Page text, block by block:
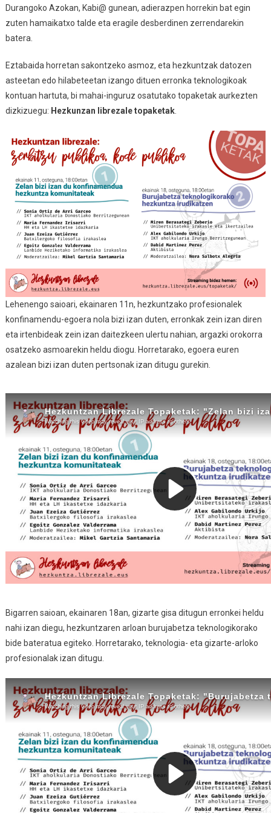
Durangoko Azokan, Kabi@ gunean, adierazpen horrekin bat egin
zuten hamaikatxo talde eta eragile desberdinen zerrendarekin
batera.
Eztabaida horretan sakontzeko asmoz, eta hezkuntzak datozen
asteetan edo hilabeteetan izango dituen erronka teknologikoak
kontuan hartuta, bi mahai-inguruz osatutako topaketak aurkezten
dizkizuegu: Hezkunzan librezale topaketak.
Lehenengo saioari, ekainaren 11n, hezkuntzako profesionalek
konfinamendu-egoera nola bizi izan duten, erronkak zein izan diren
eta irtenbideak zein izan daitezkeen ulertu nahian, argazki orokorra
osatzeko asmoarekin heldu diogu. Horretarako, egoera euren
azalean bizi izan duten pertsonak izan ditugu gurekin.
Bigarren saioan, ekainaren 18an, gizarte gisa ditugun erronkei heldu
nahi izan diegu, hezkuntzaren arloan burujabetza teknologikorako
bide bateratua egiteko. Horretarako, teknologia- eta gizarte-arloko
profesionalak izan ditugu.